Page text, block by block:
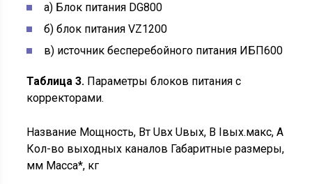
а) Блок питания DG800
б) блок питания VZ1200
в) источник бесперебойного питания ИБП600
Таблица 3. Параметры блоков питания с
корректорами.
Название Мощность, Вт Uвх Uвых, В Iвых.макс, А
Кол-во выходных каналов Габаритные размеры,
мм Масса*, кг